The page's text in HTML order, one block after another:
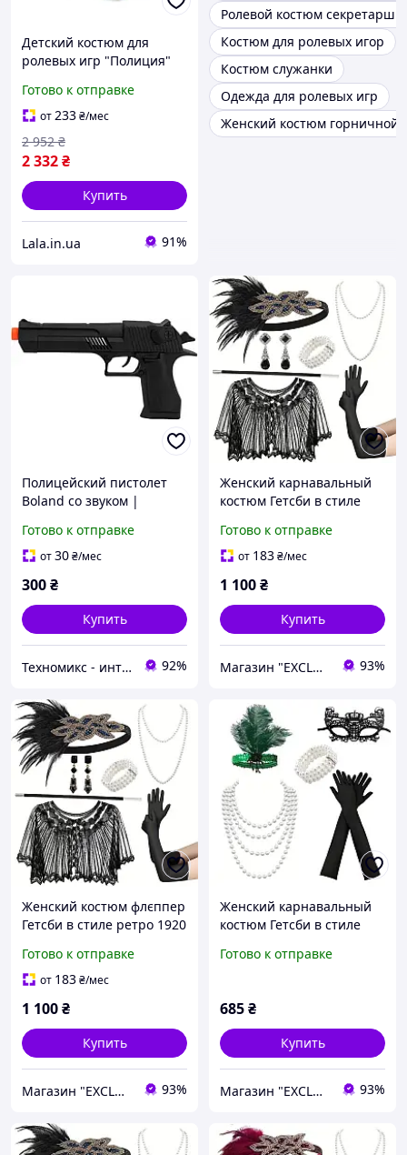
Детский костюм для
ролевых игр "Полиция"
от 3-6 лет, Lala.in.ua
Готово к отправке
от233₴/мес
2 332₴
2 952 ₴
Купить
Lala.in.ua 91%
Ролевой костюм секретарши
Костюм для ролевых игор
Костюм служанки
Одежда для ролевых игр
Женский костюм горничной
Полицейский пистолет
Boland со звуком |
костюмов, карнавала,
тематической вечеринки
Готово к отправке
от30₴/мес
300₴
Купить
Техномикс - интернет - магазин качественной техники, электроники и других товаров для дома и работы 92%
Женский карнавальный
костюм Гетсби в стиле
Готово к отправке
от 183₴/мес
1 100₴
Купить
Магазин "EXCLUSIVE" - Оригинальные Подарки Для Всех 93%
Женский костюм флєппер
Гетсби в стиле ретро 1920
Готово к отправке
от 183₴/мес
1 100₴
Купить
Магазин "EXCLUSIVE" - Оригинальные Подарки Для Всех 93%
Женский карнавальный
костюм Гетсби в стиле
Готово к отправке
685₴
Купить
Магазин "EXCLUSIVE" - Оригинальные Подарки Для Всех 93%